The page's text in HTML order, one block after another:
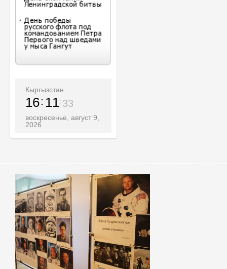
Кыргызстан
16 11 35
воскресенье, август 9,
2026